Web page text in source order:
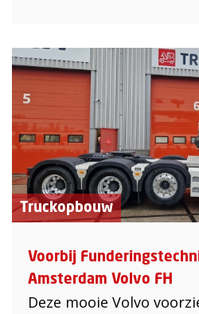
Truckopbouw
Voorbij
Amsterdam Volvo FH
Deze mooie Volvo